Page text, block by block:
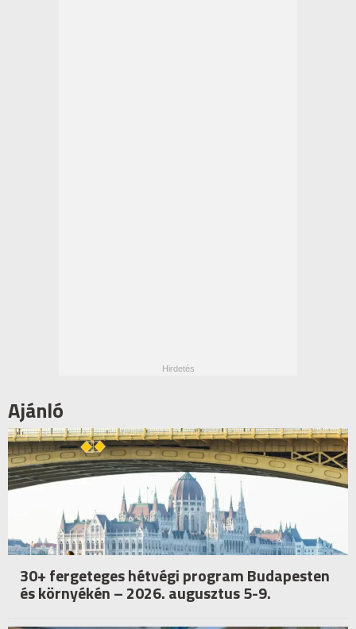
Ajánló
30+ fergeteges hétvégi program Budapesten
és környékén – 2026. augusztus 5-9.